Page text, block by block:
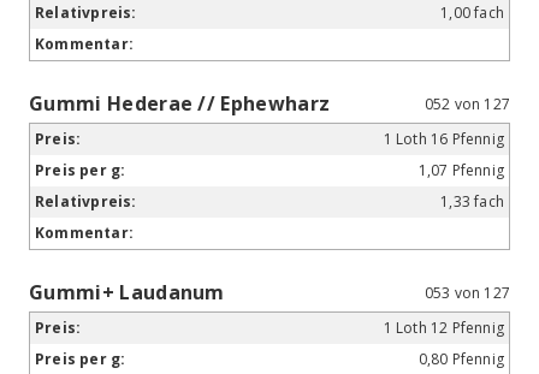
1,00 fach
Gummi Hederae // Ephewharz
052 von 127
1 Loth 16 Pfennig
1,07 Pfennig
1,33 fach
Gummi+ Laudanum
053 von 127
1 Loth 12 Pfennig
0,80 Pfennig